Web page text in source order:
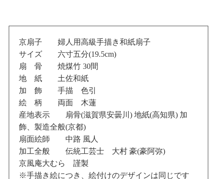
京扇子 婦人用高級手描き和紙扇子
サイズ 六寸五分(19.5cm)
扇 骨 焼煤竹 30間
地 紙 土佐和紙
加 飾 手描 色引
絵 柄 両面 木蓮
産地表示 扇骨(滋賀県安曇川) 地紙(高知県) 加
飾、製造全般(京都)
扇面絵師 中路 風人
加工全般 伝統工芸士 大村 豪(豪阿弥)
京風庵大むら 謹製
※手描き絵につき、絵付けのデザインは同じです